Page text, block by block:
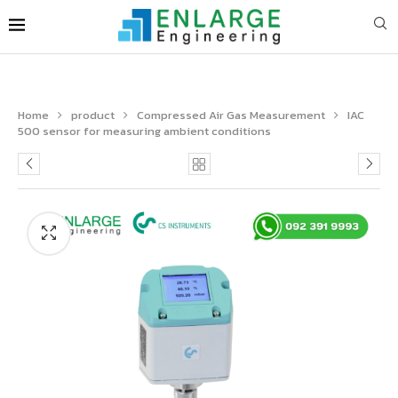
Home product Compressed Air Gas Measurement
IAC
500 sensor for measuring ambient conditions